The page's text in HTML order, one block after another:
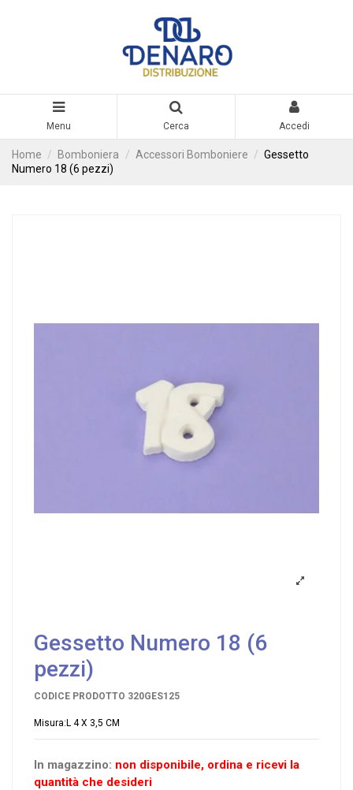
Menu Cerca Accedi
Home Bomboniera Accessori Bomboniere
Gessetto
Numero 18 (6 pezzi)
Gessetto Numero 18 (6
pezzi)
CODICE PRODOTTO 320GES125
Misura:L 4 X 3,5 CM
In magazzino: non disponibile, ordina e ricevi la
quantità che desideri